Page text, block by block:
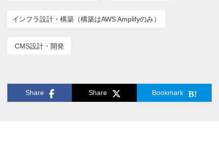
インフラ設計・構築（構築はAWS Amplifyのみ）
CMS設計・開発
Share Share Bookmark